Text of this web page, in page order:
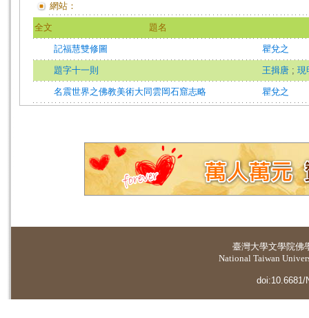
網站：
全文 題名
記福慧雙修圖 瞿兌之
題字十一則 王揖唐 ;
名震世界之佛教美術大同雲岡石窟志略 瞿兌之
臺灣大學文學院佛
National Taiwan
doi:10.6681/